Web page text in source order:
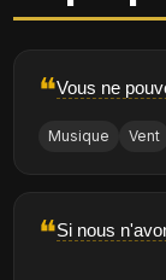
❝Vous ne
Musique Vent
❝Si nous